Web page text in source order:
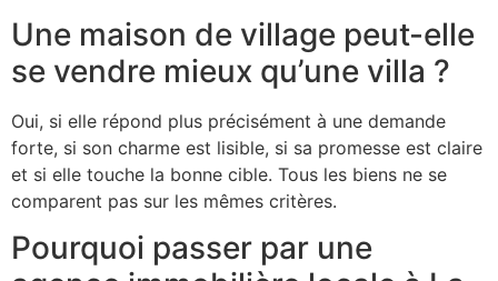
Une maison de village peut-elle
se vendre mieux qu’une villa ?
Oui, si elle répond plus précisément à une demande
forte, si son charme est lisible, si sa promesse est claire
et si elle touche la bonne cible. Tous les biens ne se
comparent pas sur les mêmes critères.
Pourquoi passer par une